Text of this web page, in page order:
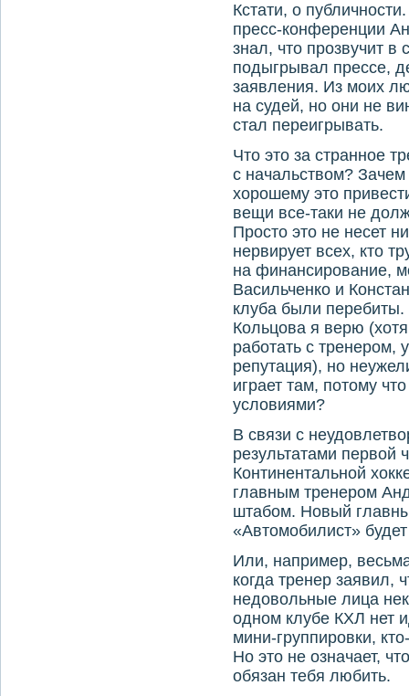
Кстати, о
пресс-конференции
знал, что прозвучит
подыгрывал прессе,
заявления. Из моих
на судей, но они не
стал переигрывать.
Что это за странное
с начальством?
хорошему это
вещи все-таки не
Просто это не несет
нервирует всех, кто
на финансирование,
Васильченко и
клуба были
Кольцова я верю
работать с тренером,
репутация), но
играет там, потому
условиями?
В связи с
результатами первой
Континентальной
главным тренером
штабом. Новый
«Автомобилист»
Или, например,
когда тренер заявил,
недовольные лица
одном клубе КХЛ нет
мини-группировки,
Но это не означает,
обязан тебя любить.